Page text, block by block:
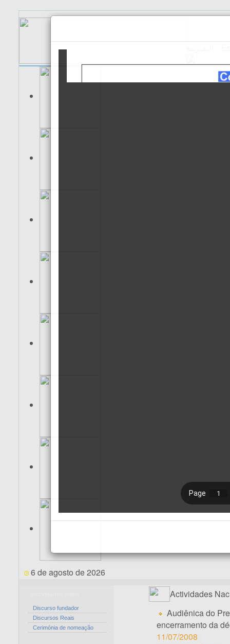
6 de agosto de 2026
Discurso fundador
Discursos Reais
Cerimónia de nomeação
Actividades
Audiênica do
encerramento da
11/07/2008